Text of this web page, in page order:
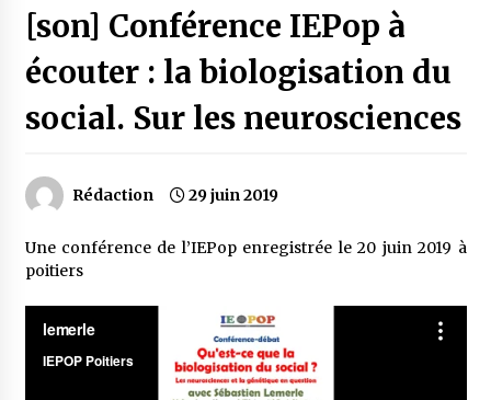
[son] Conférence IEPop à
écouter : la biologisation du
social. Sur les neurosciences
Rédaction 29 juin 2019
Une conférence de l’IEPop enregistrée le 20 juin 2019 à
poitiers